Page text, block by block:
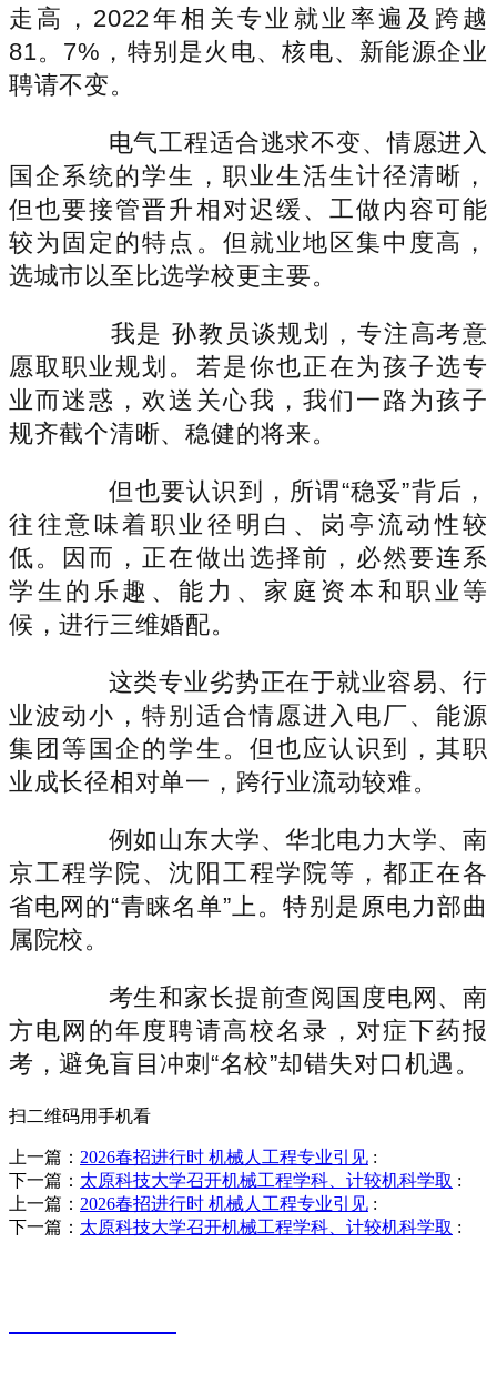
走高，2022年相关专业就业率遍及跨越
81。7%，特别是火电、核电、新能源企业
聘请不变。
电气工程适合逃求不变、情愿进入
国企系统的学生，职业生活生计径清晰，
但也要接管晋升相对迟缓、工做内容可能
较为固定的特点。但就业地区集中度高，
选城市以至比选学校更主要。
我是 孙教员谈规划，专注高考意
愿取职业规划。若是你也正在为孩子选专
业而迷惑，欢送关心我，我们一路为孩子
规齐截个清晰、稳健的将来。
但也要认识到，所谓“稳妥”背后，
往往意味着职业径明白、岗亭流动性较
低。因而，正在做出选择前，必然要连系
学生的乐趣、能力、家庭资本和职业等
候，进行三维婚配。
这类专业劣势正在于就业容易、行
业波动小，特别适合情愿进入电厂、能源
集团等国企的学生。但也应认识到，其职
业成长径相对单一，跨行业流动较难。
例如山东大学、华北电力大学、南
京工程学院、沈阳工程学院等，都正在各
省电网的“青睐名单”上。特别是原电力部曲
属院校。
考生和家长提前查阅国度电网、南
方电网的年度聘请高校名录，对症下药报
考，避免盲目冲刺“名校”却错失对口机遇。
扫二维码用手机看
上一篇： 2026春招进行时 机械人工程专业引见 :
下一篇： 太原科技大学召开机械工程学科、计较机科学取 :
上一篇： 2026春招进行时 机械人工程专业引见 :
下一篇： 太原科技大学召开机械工程学科、计较机科学取 :